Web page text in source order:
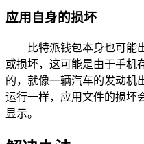
应用自身的损坏
比特派钱包本身也可能
或损坏，这可能是由于手机
的，就像一辆汽车的发动机
运行一样，应用文件的损坏
显示。